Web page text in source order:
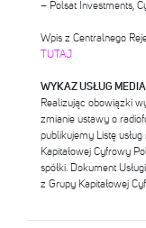
– Polsat Investments,
Wpis z Centralnego
TUTAJ
WYKAZ USŁUG
Realizując obowiązki
zmianie ustawy o
publikujemy Listę
Kapitałowej Cyfrowy
spółki. Dokument
z Grupy Kapitałowej